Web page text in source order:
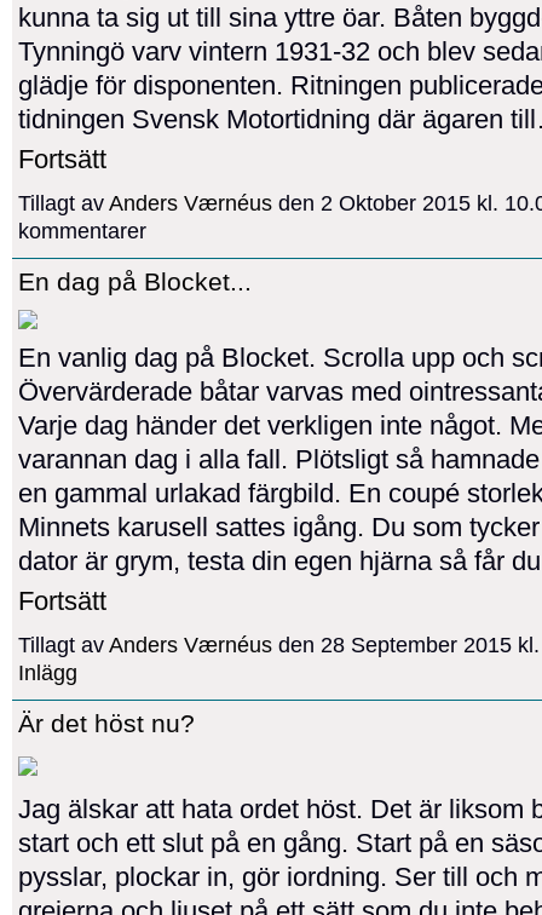
kunna ta sig ut till sina yttre öar. Båten
Tynningö varv vintern 1931-32 och blev
glädje för disponenten. Ritningen
tidningen Svensk Motortidning där ägaren
Fortsätt
Tillagt av Anders Værnéus den 2 Oktober 2015 kl.
kommentarer
En dag på Blocket...
En vanlig dag på Blocket. Scrolla upp och
Övervärderade båtar varvas med
Varje dag händer det verkligen inte något.
varannan dag i alla fall. Plötsligt så
en gammal urlakad färgbild. En coupé
Minnets karusell sattes igång. Du som
dator är grym, testa din egen hjärna så får
Fortsätt
Tillagt av Anders Værnéus den 28 September 2015
Inlägg
Är det höst nu?
Jag älskar att hata ordet höst. Det är liksom
start och ett slut på en gång. Start på en
pysslar, plockar in, gör iordning. Ser till och